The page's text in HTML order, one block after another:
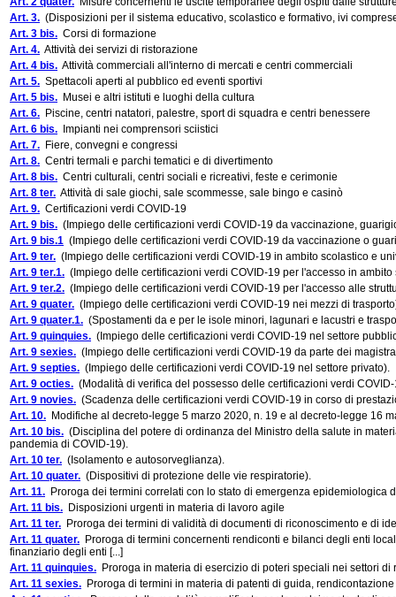
Art. 3. (Disposizioni per il sistema educativo, scolastico e formativo, ivi
Art. 3 bis. Corsi di formazione
Art. 4. Attività dei servizi di ristorazione
Art. 4 bis. Attività commerciali all'interno di mercati e centri commerciali
Art. 5. Spettacoli aperti al pubblico ed eventi sportivi
Art. 5 bis. Musei e altri istituti e luoghi della cultura
Art. 6. Piscine, centri natatori, palestre, sport di squadra e centri benessere
Art. 6 bis. Impianti nei comprensori sciistici
Art. 7. Fiere, convegni e congressi
Art. 8. Centri termali e parchi tematici e di divertimento
Art. 8 bis. Centri culturali, centri sociali e ricreativi, feste e cerimonie
Art. 8 ter. Attività di sale giochi, sale scommesse, sale bingo e casinò
Art. 9. Certificazioni verdi COVID-19
Art. 9 bis. (Impiego delle certificazioni verdi COVID-19 da vaccinazione,
Art. 9 bis.1 (Impiego delle certificazioni verdi COVID-19 da vaccinazione o
Art. 9 ter. (Impiego delle certificazioni verdi COVID-19 in ambito scolastico e
Art. 9 ter.1. (Impiego delle certificazioni verdi COVID-19 per l'accesso in
Art. 9 ter.2. (Impiego delle certificazioni verdi COVID-19 per l'accesso alle
Art. 9 quater. (Impiego delle certificazioni verdi COVID-19 nei mezzi di
Art. 9 quater.1. (Spostamenti da e per le isole minori, lagunari e lacustri e
Art. 9 quinquies. (Impiego delle certificazioni verdi COVID-19 nel settore
Art. 9 sexies. (Impiego delle certificazioni verdi COVID-19 da parte dei
Art. 9 septies. (Impiego delle certificazioni verdi COVID-19 nel settore privato).
Art. 9 octies. (Modalità di verifica del possesso delle certificazioni verdi
Art. 9 novies. (Scadenza delle certificazioni verdi COVID-19 in corso di
Art. 10. Modifiche al decreto-legge 5 marzo 2020, n. 19 e al decreto-legge 16
Art. 10 bis. (Disciplina del potere di ordinanza del Ministro della salute in
pandemia di COVID-19).
Art. 10 ter. (Isolamento e autosorveglianza).
Art. 10 quater. (Dispositivi di protezione delle vie respiratorie).
Art. 11. Proroga dei termini correlati con lo stato di emergenza epidemiologica
Art. 11 bis. Disposizioni urgenti in materia di lavoro agile
Art. 11 ter. Proroga dei termini di validità di documenti di riconoscimento e di
Art. 11 quater. Proroga di termini concernenti rendiconti e bilanci degli enti
finanziario degli enti [...]
Art. 11 quinquies. Proroga in materia di esercizio di poteri speciali nei settori di
Art. 11 sexies. Proroga di termini in materia di patenti di guida,